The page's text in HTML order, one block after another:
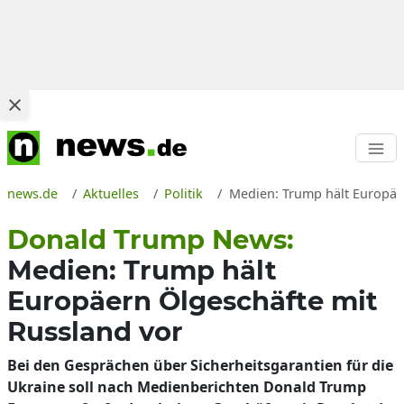
news.de Aktuelles Politik Medien: Trump hält
Donald Trump News:
Medien: Trump hält
Europäern Ölgeschäfte mit
Russland vor
Bei den Gesprächen über Sicherheitsgarantien für die
Ukraine soll nach Medienberichten Donald Trump